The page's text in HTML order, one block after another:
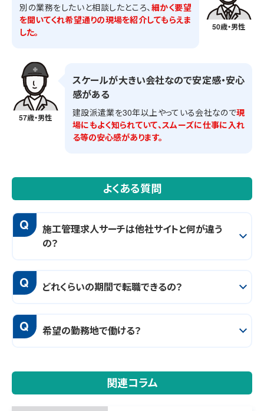
50歳・男性
別の業務をしたいと相談したところ、 細かく要望
を聞いてくれ希望通りの現場を紹介してもらえま
した。
57歳・男性
スケールが大きい会社なので安定感・安心
感がある
建設派遣業を30年以上やっている会社なので現
場にもよく知られていて、スムーズに仕事に入れ
る等の安心感があります。
よくある質問
Q
施工管理求人サーチは他社サイトと何が違う
の？
Q どれくらいの期間で転職できるの？
Q 希望の勤務地で働ける？
関連コラム